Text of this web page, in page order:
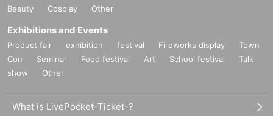
Beauty
Cosplay Other
Exhibitions and Events
Product fair exhibition festival Fireworks display
Town
Con
Seminar Food festival Art School festival
Talk
show
Other
What is LivePocket-Ticket-?